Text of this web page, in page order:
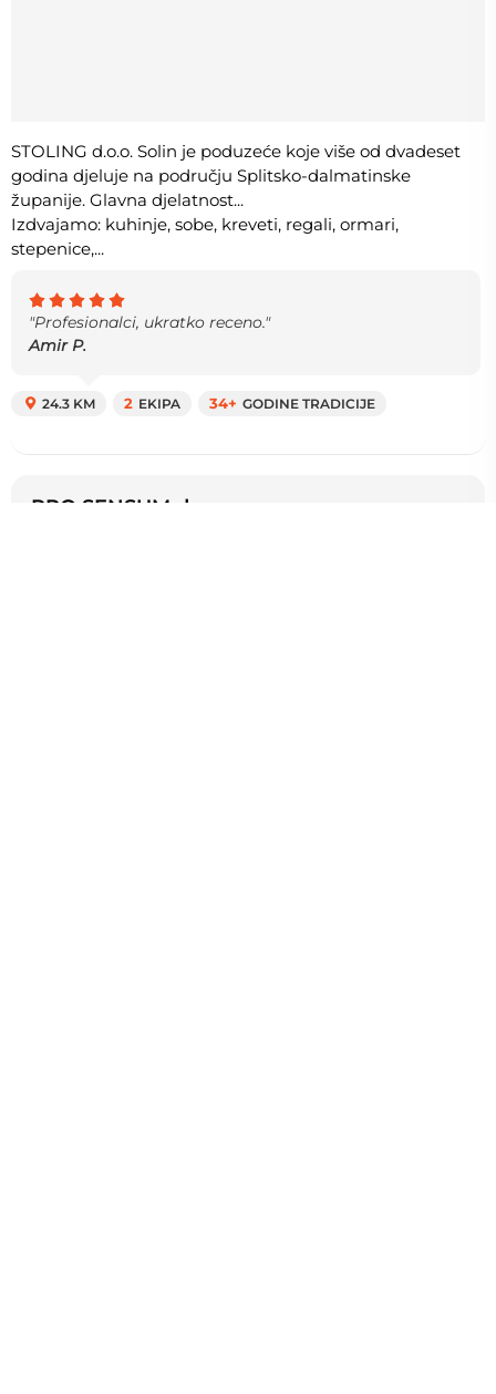
STOLING d.o.o. Solin je poduzeće koje više od dvadeset
godina djeluje na području Splitsko-dalmatinske
županije. Glavna djelatnost...
Izdvajamo: kuhinje, sobe, kreveti, regali, ormari,
stepenice,...
"Profesionalci, ukratko receno."
Amir P.
24.3 KM 2 EKIPA 34+ GODINE TRADICIJE
PRO SENSUM d.o.o.